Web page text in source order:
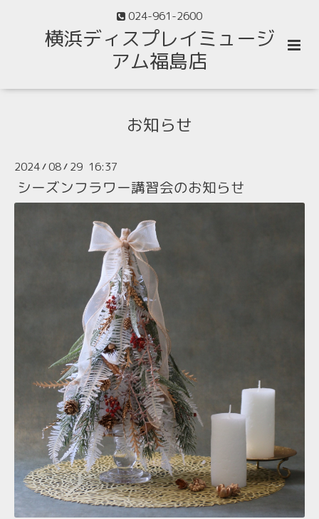
024-961-2600
横浜ディスプレイミュージ
アム福島店
お知らせ
2024/08/ 29 16:37
シーズンフラワー講習会のお知らせ